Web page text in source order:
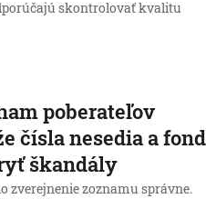
skontrolovať kvalitu
poberateľov
čísla nesedia a fond
škandály
zverejnenie zoznamu správne.